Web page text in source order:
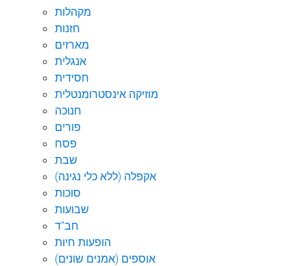
מקהלות
חזנות
מארזים
אנגלית
חסידית
מוזיקה אינסטרומנטלית
חנוכה
פורים
פסח
שבת
אקפלה (ללא כלי נגינה)
סוכות
שבועות
חב"ד
הופעות חיות
אוספים (אמנים שונים)